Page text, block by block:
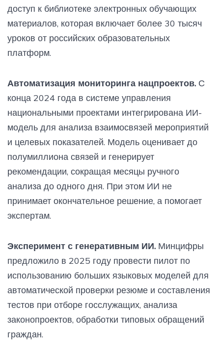
доступ к библиотеке электронных обучающих
материалов, которая включает более 30 тысяч
уроков от российских образовательных
платформ.
Автоматизация мониторинга нацпроектов. С
конца 2024 года в системе управления
национальными проектами интегрирована ИИ-
модель для анализа взаимосвязей мероприятий
и целевых показателей. Модель оценивает до
полумиллиона связей и генерирует
рекомендации, сокращая месяцы ручного
анализа до одного дня. При этом ИИ не
принимает окончательное решение, а помогает
экспертам.
Эксперимент с генеративным ИИ. Минцифры
предложило в 2025 году провести пилот по
использованию больших языковых моделей для
автоматической проверки резюме и составления
тестов при отборе госслужащих, анализа
законопроектов, обработки типовых обращений
граждан.